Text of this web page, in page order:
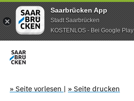
Saarbrücken App
Stadt Saarbrücken
KOSTENLOS - Bei Google Play
» Seite vorlesen | » Seite drucken